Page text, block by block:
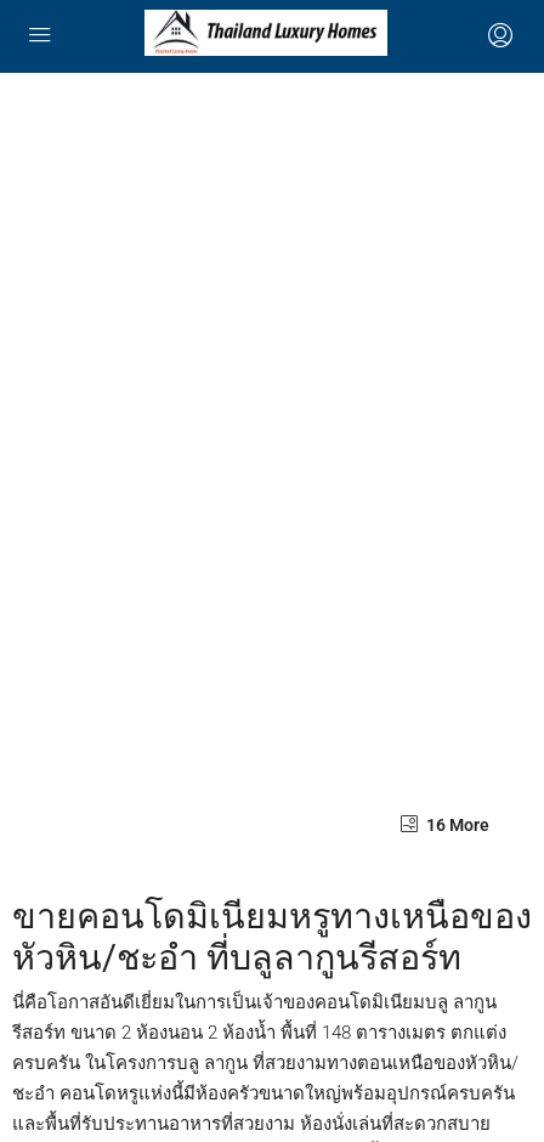
16 More
ขายคอนโดมิเนียมหรูทางเหนือของ
หัวหิน/ชะอำ ที่บลูลากูนรีสอร์ท
นี่คือโอกาสอันดีเยี่ยมในการเป็นเจ้าของคอนโดมิเนียมบลู ลากูน
รีสอร์ท ขนาด 2 ห้องนอน 2 ห้องน้ำ พื้นที่ 148 ตารางเมตร ตกแต่ง
ครบครัน ในโครงการบลู ลากูน ที่สวยงามทางตอนเหนือของหัวหิน/
ชะอำ คอนโดหรูแห่งนี้มีห้องครัวขนาดใหญ่พร้อมอุปกรณ์ครบครัน
และพื้นที่รับประทานอาหารที่สวยงาม ห้องนั่งเล่นที่สะดวกสบาย